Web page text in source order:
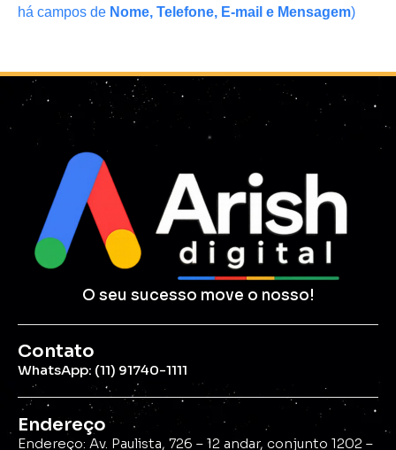
há campos de Nome, Telefone, E-mail e Mensagem)
O seu sucesso move o nosso!
Contato
WhatsApp: (11) 91740-1111
Endereço
Endereço: Av. Paulista, 726 – 12 andar, conjunto 1202 –